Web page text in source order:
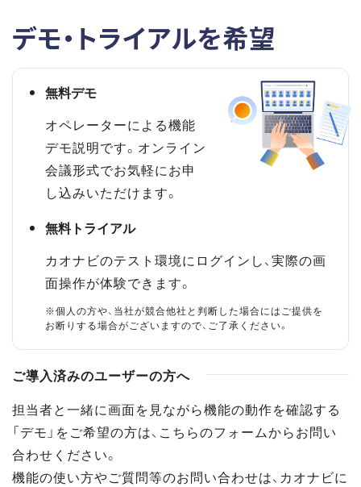
デモ・トライアルを希望
無料デモ
オペレーターによる機能
デモ説明です。オンライン
会議形式でお気軽にお申
し込みいただけます。
無料トライアル
カオナビのテスト環境にログインし、実際の画
面操作が体験できます。
※個人の方や、当社が競合他社と判断した場合にはご提供を
お断りする場合がございますので、ご了承ください。
ご導入済みのユーザーの方へ
担当者と一緒に画面を見ながら機能の動作を確認する
「デモ」をご希望の方は、こちらのフォームからお問い
合わせください。
機能の使い方やご質問等のお問い合わせは、カオナビに